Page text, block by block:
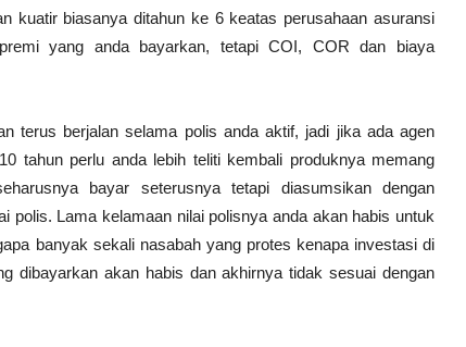
kuatir biasanya ditahun ke 6 keatas perusahaan asuransi
yang anda bayarkan, tetapi COI, COR dan biaya
terus berjalan selama polis anda aktif, jadi jika ada agen
tahun perlu anda lebih teliti kembali produknya memang
bayar seterusnya tetapi diasumsikan dengan
polis. Lama kelamaan nilai polisnya anda akan habis untuk
banyak sekali nasabah yang protes kenapa investasi di
dibayarkan akan habis dan akhirnya tidak sesuai dengan